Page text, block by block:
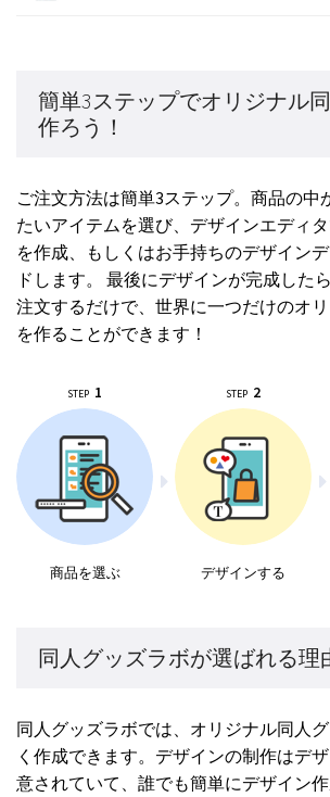
簡単3ステップでオリジナル
作ろう！
ご注文方法は簡単3ステップ。商品の中
たいアイテムを選び、デザインエディ
を作成、もしくはお手持ちのデザイン
ドします。 最後にデザインが完成した
注文するだけで、世界に一つだけのオ
を作ることができます！
STEP 1
商品を選ぶ
STEP 2
デザインする
同人グッズラボが選ばれる理
同人グッズラボでは、オリジナル同人
く作成できます。デザインの制作はデ
意されていて、誰でも簡単にデザイン作